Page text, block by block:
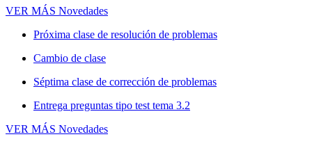
VER MÁS Novedades
Próxima clase de resolución de problemas
Cambio de clase
Séptima clase de corrección de problemas
Entrega preguntas tipo test tema 3.2
VER MÁS Novedades